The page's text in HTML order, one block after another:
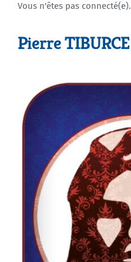
Agenda
Vous n'êtes pas connecté(e).
Pierre TIBURCE